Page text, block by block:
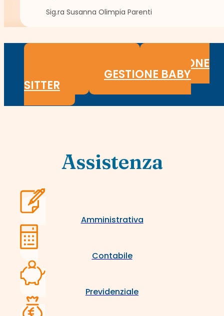
Sig.ra Susanna Olimpia Parenti
GESTIONE
GESTIONE BABY
SITTER
Assistenza
Amministrativa
Contabile
Previdenziale